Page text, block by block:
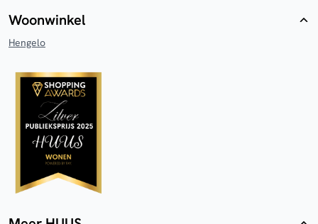
Woonwinkel
Hengelo